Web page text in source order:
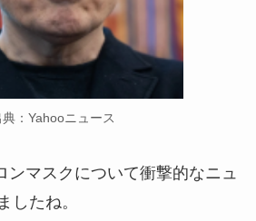
典：Yahooニュース
ンマスクについて衝撃的なニュ
したね。